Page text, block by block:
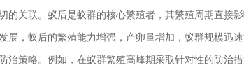
的关联。蚁后是蚁群的核心繁殖者，其繁殖周期直接
展，蚁后的繁殖能力增强，产卵量增加，蚁群规模迅
治策略。例如，在蚁群繁殖高峰期采取针对性的防治